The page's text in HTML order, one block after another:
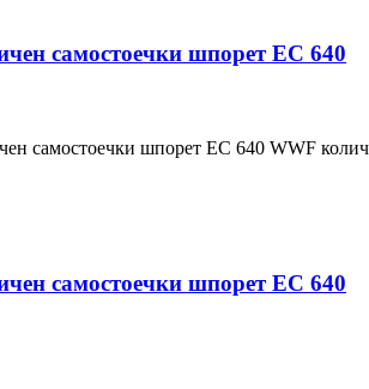
самостоечки шпорет EC 640
самостоечки шпорет EC 640 WWF
самостоечки шпорет EC 640